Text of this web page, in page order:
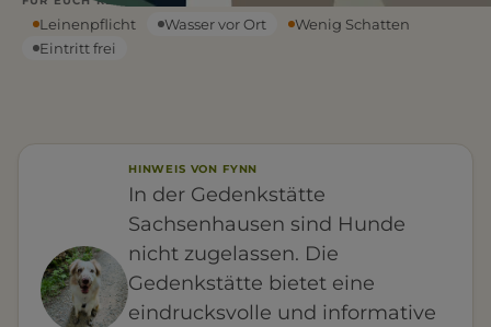
Leinenpflicht
Wasser vor Ort
Wenig Schatten
Eintritt frei
HINWEIS VON FYNN
In der Gedenkstätte
Sachsenhausen sind Hunde
nicht zugelassen. Die
Gedenkstätte bietet eine
eindrucksvolle und informative